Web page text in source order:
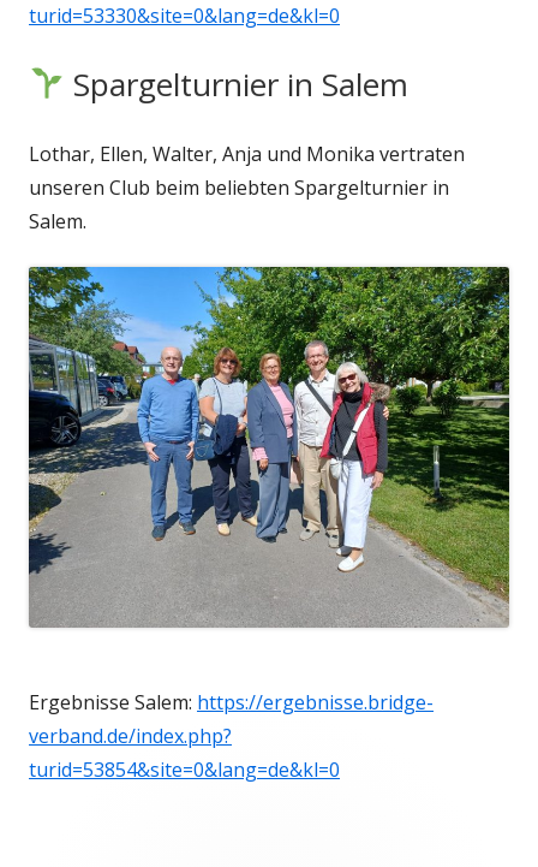
turid=53330&site=0&lang=de&kl=0
Spargelturnier in Salem
Lothar, Ellen, Walter, Anja und Monika vertraten
unseren Club beim beliebten Spargelturnier in
Salem.
Ergebnisse Salem: https://ergebnisse.bridge-
verband.de/index.php?
turid=53854&site=0&lang=de&kl=0